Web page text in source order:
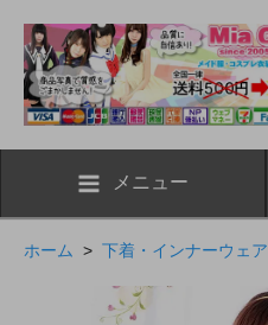
メニュー
ホーム > 下着・インナーウェア